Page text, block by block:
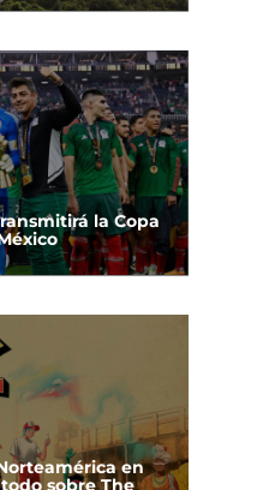
la Copa
en
sobre The